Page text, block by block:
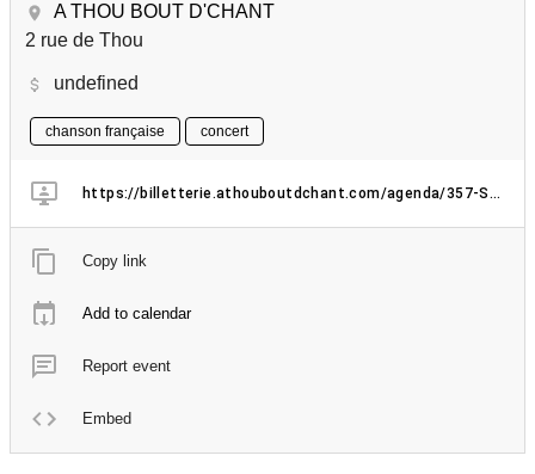
A THOU BOUT D'CHANT
2 rue de Thou
undefined
chanson française concert
https://billetterie.athouboutdchant.com/agenda/357-Soiree-ENM
Copy link
Add to calendar
Report event
Embed